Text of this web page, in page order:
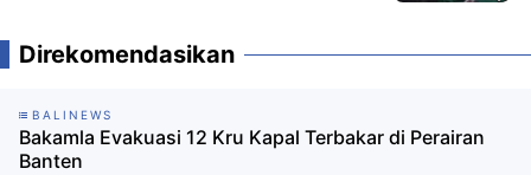
Direkomendasikan
BALINEWS
Bakamla Evakuasi 12 Kru Kapal Terbakar di Perairan
Banten